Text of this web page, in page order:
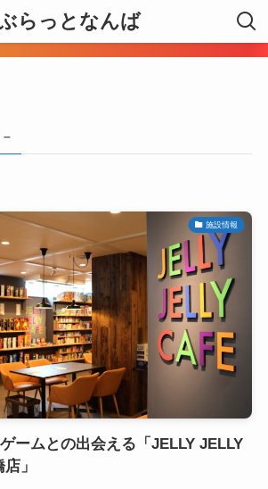
らっとなんば
–
施設情報
ームとの出会える「JELLY JELLY
」